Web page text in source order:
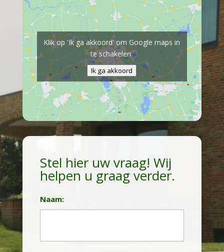
Klik op 'Ik ga akkoord' om Google maps in
te schakelen
Ik ga akkoord
Stel hier uw vraag! Wij
helpen u graag verder.
Naam: